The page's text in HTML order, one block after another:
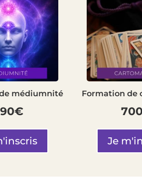
médiumnité Formation de
Je